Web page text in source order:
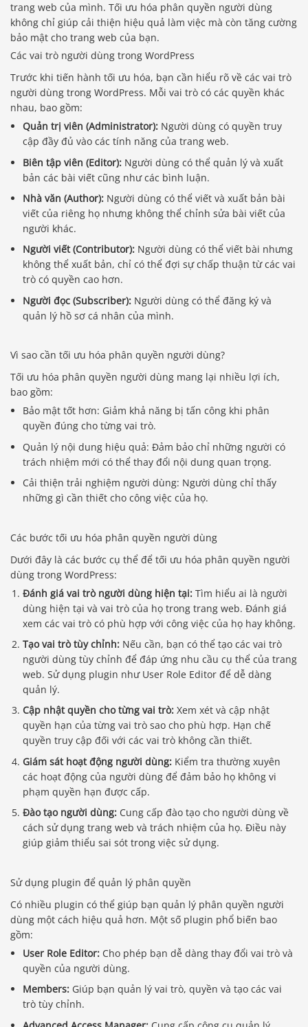
trang web của mình. Tối ưu hóa phân quyền người dùng
không chỉ giúp cải thiện hiệu quả làm việc mà còn tăng cường
bảo mật cho trang web của bạn.
Các vai trò người dùng trong WordPress
Trước khi tiến hành tối ưu hóa, bạn cần hiểu rõ về các vai trò
người dùng trong WordPress. Mỗi vai trò có các quyền khác
nhau, bao gồm:
Quản trị viên (Administrator): Người dùng có quyền truy
cập đầy đủ vào các tính năng của trang web.
Biên tập viên (Editor): Người dùng có thể quản lý và xuất
bản các bài viết cũng như các bình luận.
Nhà văn (Author): Người dùng có thể viết và xuất bản bài
viết của riêng họ nhưng không thể chỉnh sửa bài viết của
người khác.
Người viết (Contributor): Người dùng có thể viết bài nhưng
không thể xuất bản, chỉ có thể đợi sự chấp thuận từ các vai
trò có quyền cao hơn.
Người đọc (Subscriber): Người dùng có thể đăng ký và
quản lý hồ sơ cá nhân của mình.
Vì sao cần tối ưu hóa phân quyền người dùng?
Tối ưu hóa phân quyền người dùng mang lại nhiều lợi ích,
bao gồm:
Bảo mật tốt hơn: Giảm khả năng bị tấn công khi phân
quyền đúng cho từng vai trò.
Quản lý nội dung hiệu quả: Đảm bảo chỉ những người có
trách nhiệm mới có thể thay đổi nội dung quan trọng.
Cải thiện trải nghiệm người dùng: Người dùng chỉ thấy
những gì cần thiết cho công việc của họ.
Các bước tối ưu hóa phân quyền người dùng
Dưới đây là các bước cụ thể để tối ưu hóa phân quyền người
dùng trong WordPress:
Đánh giá vai trò người dùng hiện tại: Tìm hiểu ai là người
dùng hiện tại và vai trò của họ trong trang web. Đánh giá
xem các vai trò có phù hợp với công việc của họ hay không.
Tạo vai trò tùy chỉnh: Nếu cần, bạn có thể tạo các vai trò
người dùng tùy chỉnh để đáp ứng nhu cầu cụ thể của trang
web. Sử dụng plugin như User Role Editor để dễ dàng
quản lý.
Cập nhật quyền cho từng vai trò: Xem xét và cập nhật
quyền hạn của từng vai trò sao cho phù hợp. Hạn chế
quyền truy cập đối với các vai trò không cần thiết.
Giám sát hoạt động người dùng: Kiểm tra thường xuyên
các hoạt động của người dùng để đảm bảo họ không vi
phạm quyền hạn được cấp.
Đào tạo người dùng: Cung cấp đào tạo cho người dùng về
cách sử dụng trang web và trách nhiệm của họ. Điều này
giúp giảm thiểu sai sót trong việc sử dụng.
Sử dụng plugin để quản lý phân quyền
Có nhiều plugin có thể giúp bạn quản lý phân quyền người
dùng một cách hiệu quả hơn. Một số plugin phổ biến bao
gồm:
User Role Editor: Cho phép bạn dễ dàng thay đổi vai trò và
quyền của người dùng.
Members: Giúp bạn quản lý vai trò, quyền và tạo các vai
trò tùy chỉnh.